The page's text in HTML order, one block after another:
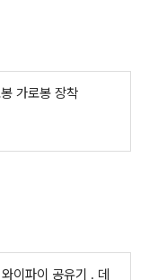
가로봉 장착
이파이 공유기 . 데